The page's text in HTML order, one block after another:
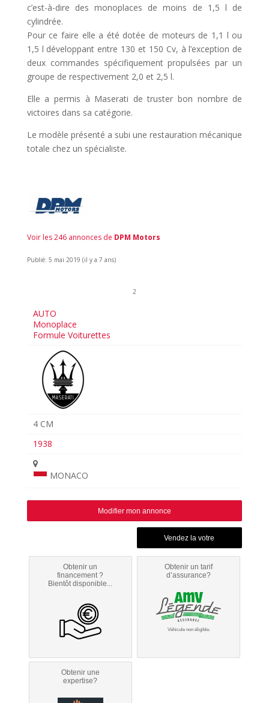
c’est-à-dire des monoplaces de moins de 1,5 l de
cylindrée.
Pour ce faire elle a été dotée de moteurs de 1,1 l ou
1,5 l développant entre 130 et 150 Cv, à l’exception de
deux commandes spécifiquement propulsées par un
groupe de respectivement 2,0 et 2,5 l.
Elle a permis à Maserati de truster bon nombre de
victoires dans sa catégorie.
Le modèle présenté a subi une restauration mécanique
totale chez un spécialiste.
Voir les 246 annonces de DPM Motors
Publié: 5 mai 2019 (il y a 7 ans)
2
AUTO
Monoplace
Formule Voiturettes
4 CM
1938
MONACO
Modifier mon annonce
Obtenir un
financement ?
Bientôt disponible...
Obtenir un tarif
d’assurance?
Véhicule non éligible.
Obtenir une
expertise?